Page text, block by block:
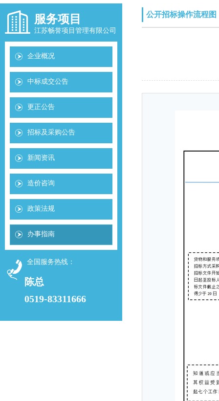
服务项目
江苏畅誉项目管理有限公司
企业概况
中标成交公告
更正公告
招标及采购公告
新闻资讯
造价咨询
政策法规
办事指南
全国服务热线：
陈总
0519-83311666
公开招标操作流程图